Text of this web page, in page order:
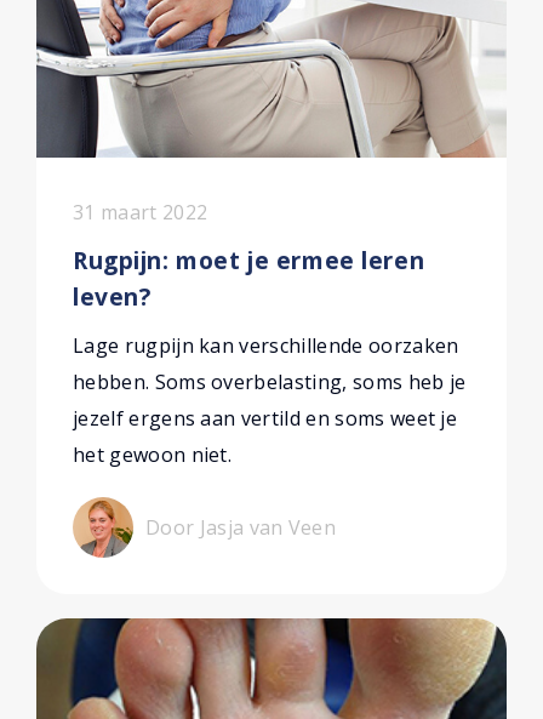
31 maart 2022
Rugpijn: moet je ermee leren
leven?
Lage rugpijn kan verschillende oorzaken
hebben. Soms overbelasting, soms heb je
jezelf ergens aan vertild en soms weet je
het gewoon niet.
Door Jasja van Veen